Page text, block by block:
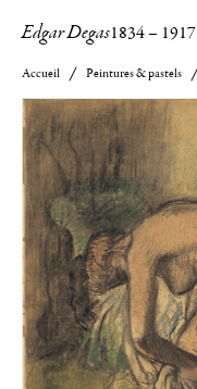
Edgar Degas1834– 1917
Accueil Peintures & pastels